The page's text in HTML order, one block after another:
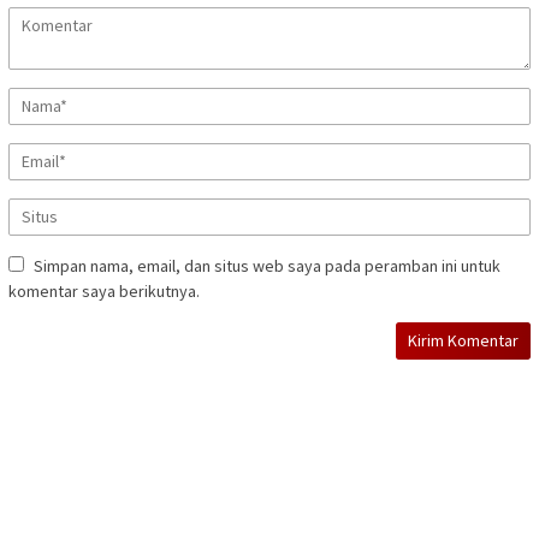
Simpan nama, email, dan situs web saya pada peramban ini untuk
komentar saya berikutnya.